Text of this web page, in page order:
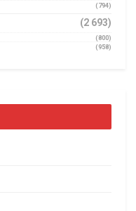
(794)
(2 693)
(800)
(958)